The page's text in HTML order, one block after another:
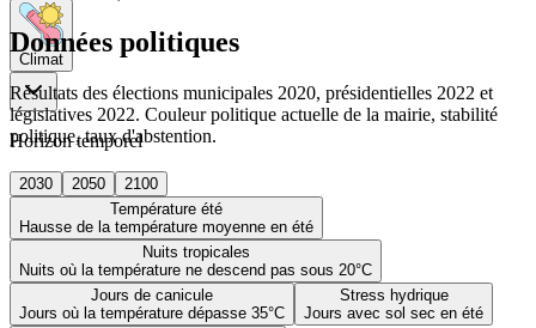
Climat
Horizon temporel
2030 2050
2100
Température été
Hausse de la température moyenne en été
Nuits tropicales
Nuits où la température ne descend pas sous 20°C
Jours de canicule
Jours où la température dépasse 35°C
Stress hydrique
Jours avec sol sec en été
Données politiques
Résultats des élections municipales 2020, présidentielles 2022 et
législatives 2022. Couleur politique actuelle de la mairie, stabilité
politique, taux d'abstention.